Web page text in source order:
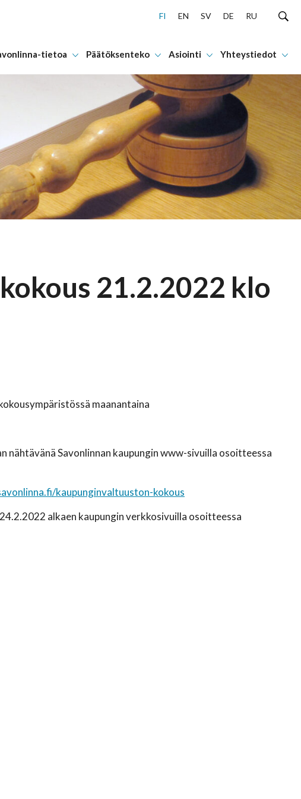
FI EN SV DE RU
tietoa Päätöksenteko Asiointi Yhteystiedot
21.2.2022 klo
maanantaina
Savonlinnan kaupungin www-sivuilla osoitteessa
kaupunginvaltuuston-kokous
alkaen kaupungin verkkosivuilla osoitteessa